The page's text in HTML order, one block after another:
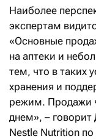
Наиболее
экспертам
«Основные
на аптеки и
тем, что в таких
хранения и
режим. Продажи
днем», – говорит
Nestle Nutrition